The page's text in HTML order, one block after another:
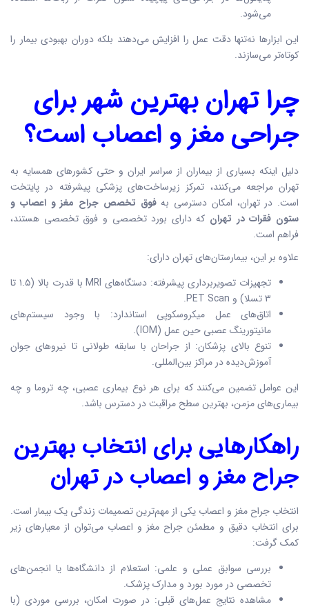
می‌شود.
این ابزارها نه‌تنها دقت عمل را افزایش می‌دهند بلکه دوران بهبودی بیمار را
کوتاه‌تر می‌سازند.
چرا تهران بهترین شهر برای
جراحی مغز و اعصاب است؟
دلیل اینکه بسیاری از بیماران از سراسر ایران و حتی کشورهای همسایه به
تهران مراجعه می‌کنند، تمرکز زیرساخت‌های پزشکی پیشرفته در پایتخت
است. در تهران، امکان دسترسی بهفوق تخصص جراح مغز و اعصاب و
ستون فقرات در تهران که دارای بورد تخصصی و فوق تخصصی هستند،
فراهم است.
علاوه بر این، بیمارستان‌های تهران دارای:
تجهیزات تصویربرداری پیشرفته: دستگاه‌های MRI با قدرت بالا (۱.۵ تا
۳ تسلا) و PET Scan.
اتاق‌های عمل میکروسکوپی استاندارد: با وجود سیستم‌های
مانیتورینگ عصبی حین عمل (IOM).
تنوع بالای پزشکان: از جراحان با سابقه طولانی تا نیروهای جوان
آموزش‌دیده در مراکز بین‌المللی.
این عوامل تضمین می‌کنند که برای هر نوع بیماری عصبی، چه تروما و چه
بیماری‌های مزمن، بهترین سطح مراقبت در دسترس باشد.
راهکارهایی برای انتخاب بهترین
جراح مغز و اعصاب در تهران
انتخاب جراح مغز و اعصاب یکی از مهم‌ترین تصمیمات زندگی یک بیمار است.
برای انتخاب دقیق و مطمئن جراح مغز و اعصاب می‌توان از معیارهای زیر
کمک گرفت:
بررسی سوابق عملی و علمی: استعلام از دانشگاه‌ها یا انجمن‌های
تخصصی در مورد بورد و مدارک پزشک.
مشاهده نتایج عمل‌های قبلی: در صورت امکان، بررسی موردی (با